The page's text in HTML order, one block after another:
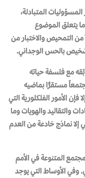
المتبادلة،
يتعلق الموضوع
من التمحيص والاختبار من
بالحس الوجداني.
مع فلسفة حياته
مستقرًّا بماضيه
الأمور الفلكلورية التي
والتقاليد والهويات وما
إلا نماذج خادعة من العدم
المتنوعة في الأمم
وفي الأوساط التي يوجد